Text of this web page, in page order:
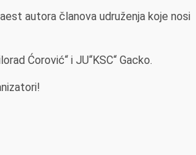
autora članova udruženja koje nosi
Ćorović“ i JU“KSC“ Gacko.